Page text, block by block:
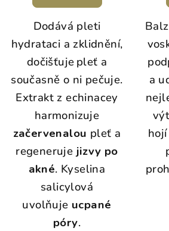
Dodává pleti
hydrataci a zklidnění,
dočišťuje pleť a
současně o ni pečuje.
Extrakt z echinacey
harmonizuje
začervenalou pleť a
regeneruje jizvy po
akné. Kyselina
salicylová
uvolňuje ucpané
póry.
a